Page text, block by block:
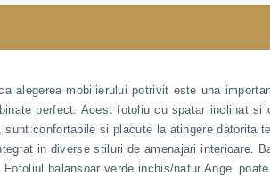
mobilierului potrivit este una
perfect. Acest fotoliu cu spatar inclinat si
confortabile si placute la atingere datorita
in diverse stiluri de amenajari interioare.
balansoar verde inchis/natur Angel